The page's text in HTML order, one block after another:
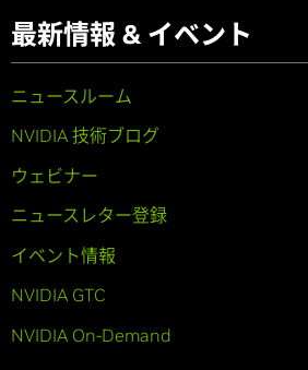
最新情報 & イベント
ニュースルーム
NVIDIA 技術ブログ
ウェビナー
ニュースレター登録
イベント情報
NVIDIA GTC
NVIDIA On-Demand